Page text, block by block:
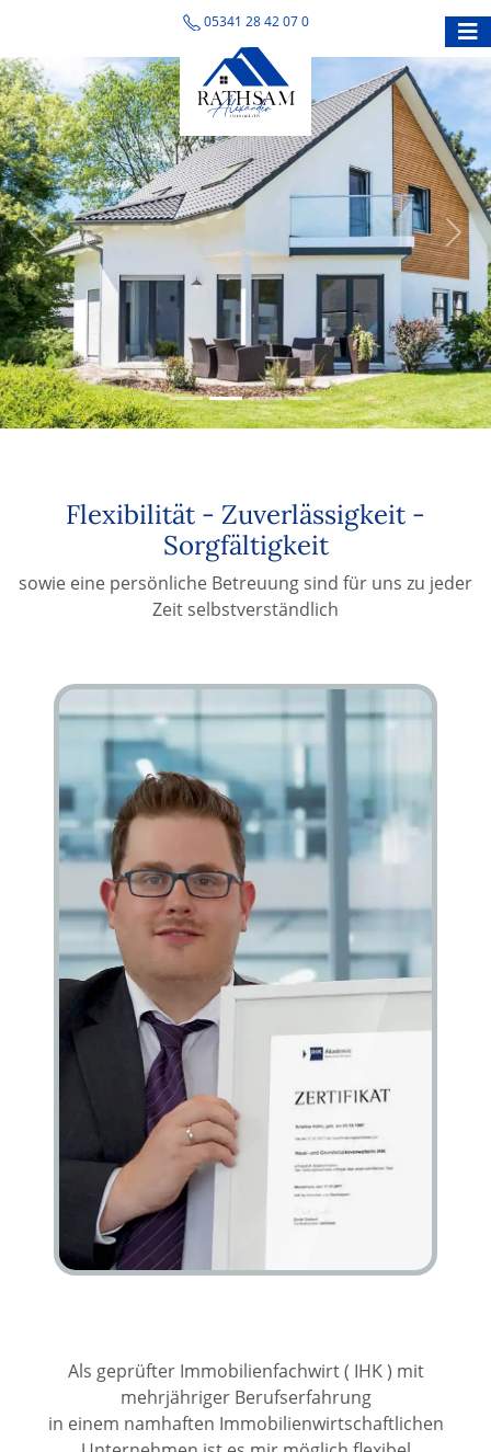
05341 28 42 07 0
Previous
Flexibilität - Zuverlässigkeit -
Sorgfältigkeit
sowie eine persönliche Betreuung sind für uns zu jeder
Zeit selbstverständlich
Als geprüfter Immobilienfachwirt ( IHK ) mit
mehrjähriger Berufserfahrung
in einem namhaften Immobilienwirtschaftlichen